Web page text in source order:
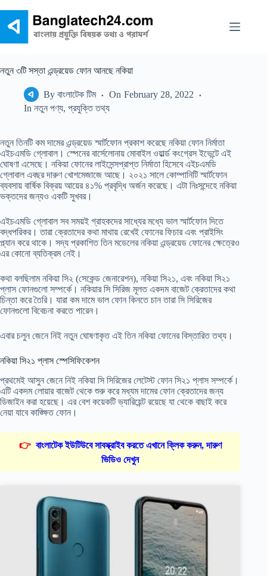
content
নতুন ৩টি সস্তা এন্ড্রয়েড ফোন আনছে নকিয়া
By বাংলাটেক টিম On February 28, 2022
In নতুন পণ্য,প্রযুক্তি তথ্য
নতুন তিনটি কম দামের এন্ড্রয়েড স্মার্টফোন প্রকাশ করেছে নকিয়া ফোন নির্মাতা
এইচএমডি গ্লোবাল। স্পেনের বার্সেলোনায় মোবাইল ওয়ার্ল্ড কংগ্রেস ইভেন্টে এই
ঘোষণা এসেছে। নকিয়া ফোনের লাইসেন্সপ্রাপ্ত নির্মাতা হিসেবে এইচএমডি
গ্লোবাল এবছর দারুণ খোশমেজাজে আছে। ২০২১ সালে কোম্পানিটি স্মার্টফোন
ব্যবসায় বার্ষিক বিক্রয় আয়ের ৪১% প্রবৃদ্ধি অর্জন করেছে। এটা নিঃসন্দেহে নকিয়া
ভক্তদের জন্যও একটি সুখবর।
এইচএমডি গ্লোবাল সব সময়ই গ্রাহকদের সাধ্যের মধ্যে ভাল স্মার্টফোন দিতে
বদ্ধপরিকর। তারা ক্রেতাদের কথা মাথায় রেখেই ফোনের ফিচার এবং প্রাইসিং
প্ল্যান করে থাকে। সদ্য প্রকাশিত তিন মডেলের নকিয়া এন্ড্রয়েড ফোনের ক্ষেত্রেও
এর কোনো ব্যতিক্রম নেই।
কথা বলছিলাম নকিয়া সি২ (সেকেন্ড জেনারেশন), নকিয়া সি২১, এবং নকিয়া সি২১
প্লাস ফোনগুলো সম্পর্কে। নকিয়ার সি সিরিজ মূলত একদম বাজেট ক্রেতাদের কথা
চিন্তা করে তৈরি। যারা কম দামে ভাল ফোন কিনতে চান তারা সি সিরিজের
ফোনগুলো বিবেচনা করতে পারেন।
এবার চলুন জেনে নিই নতুন ঘোষণাকৃত এই তিন নকিয়া ফোনের বিস্তারিত তথ্য।
নকিয়া সি২১ প্লাস স্পেসিফিকেশন
প্রথমেই আসুন জেনে নিই নকিয়া সি সিরিজের লেটেস্ট ফোন সি২১ প্লাস সম্পর্কে।
এটি একদম লোয়ার বাজেট থেকে শুরু করে মধ্যম দামের ফোন ক্রেতাদের জন্য
ডিজাইন করা হয়েছে। এর বেশ কয়েকটি ভ্যারিয়েন্ট রয়েছে যা থেকে বাছাই করে
নেয়া যাবে কাঙ্ক্ষিত ফোন।
👉 বাংলাটেক ইউটিউবে সাবস্ক্রাইব করতে এখানে ক্লিক করুন, দারুণ
ভিডিও দেখুন